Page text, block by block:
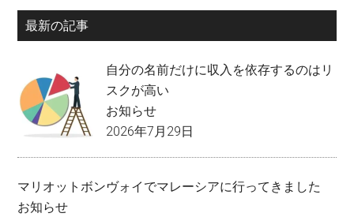
最新の記事
自分の名前だけに収入を依存するのはリ
スクが高い
お知らせ
2026年7月29日
マリオットボンヴォイでマレーシアに行ってきました
お知らせ